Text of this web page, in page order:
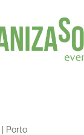
Porto